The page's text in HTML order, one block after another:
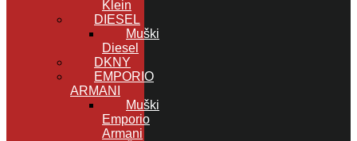
Klein
DIESEL
Muški
Diesel
DKNY
EMPORIO
ARMANI
Muški
Emporio
Armani